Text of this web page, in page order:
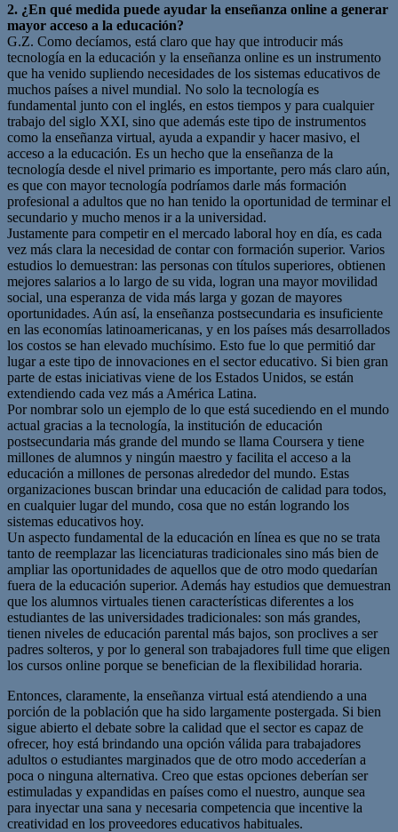
2. ¿En qué medida puede ayudar la enseñanza online a generar
mayor acceso a la educación?
G.Z. Como decíamos, está claro que hay que introducir más
tecnología en la educación y la enseñanza online es un instrumento
que ha venido supliendo necesidades de los sistemas educativos de
muchos países a nivel mundial. No solo la tecnología es
fundamental junto con el inglés, en estos tiempos y para cualquier
trabajo del siglo XXI, sino que además este tipo de instrumentos
como la enseñanza virtual, ayuda a expandir y hacer masivo, el
acceso a la educación. Es un hecho que la enseñanza de la
tecnología desde el nivel primario es importante, pero más claro aún,
es que con mayor tecnología podríamos darle más formación
profesional a adultos que no han tenido la oportunidad de terminar el
secundario y mucho menos ir a la universidad.
Justamente para competir en el mercado laboral hoy en día, es cada
vez más clara la necesidad de contar con formación superior. Varios
estudios lo demuestran: las personas con títulos superiores, obtienen
mejores salarios a lo largo de su vida, logran una mayor movilidad
social, una esperanza de vida más larga y gozan de mayores
oportunidades. Aún así, la enseñanza postsecundaria es insuficiente
en las economías latinoamericanas, y en los países más desarrollados
los costos se han elevado muchísimo. Esto fue lo que permitió dar
lugar a este tipo de innovaciones en el sector educativo. Si bien gran
parte de estas iniciativas viene de los Estados Unidos, se están
extendiendo cada vez más a América Latina.
Por nombrar solo un ejemplo de lo que está sucediendo en el mundo
actual gracias a la tecnología, la institución de educación
postsecundaria más grande del mundo se llama Coursera y tiene
millones de alumnos y ningún maestro y facilita el acceso a la
educación a millones de personas alrededor del mundo. Estas
organizaciones buscan brindar una educación de calidad para todos,
en cualquier lugar del mundo, cosa que no están logrando los
sistemas educativos hoy.
Un aspecto fundamental de la educación en línea es que no se trata
tanto de reemplazar las licenciaturas tradicionales sino más bien de
ampliar las oportunidades de aquellos que de otro modo quedarían
fuera de la educación superior. Además hay estudios que demuestran
que los alumnos virtuales tienen características diferentes a los
estudiantes de las universidades tradicionales: son más grandes,
tienen niveles de educación parental más bajos, son proclives a ser
padres solteros, y por lo general son trabajadores full time que eligen
los cursos online porque se benefician de la flexibilidad horaria.
Entonces, claramente, la enseñanza virtual está atendiendo a una
porción de la población que ha sido largamente postergada. Si bien
sigue abierto el debate sobre la calidad que el sector es capaz de
ofrecer, hoy está brindando una opción válida para trabajadores
adultos o estudiantes marginados que de otro modo accederían a
poca o ninguna alternativa. Creo que estas opciones deberían ser
estimuladas y expandidas en países como el nuestro, aunque sea
para inyectar una sana y necesaria competencia que incentive la
creatividad en los proveedores educativos habituales.